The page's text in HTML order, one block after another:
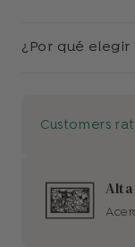
¿Por qué elegir
Customers